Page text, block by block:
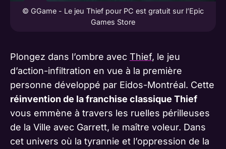
© GGame - Le jeu Thief pour PC est gratuit sur l’Epic
Games Store
Plongez dans l’ombre avec Thief, le jeu
d’action-infiltration en vue à la première
personne développé par Eidos-Montréal. Cette
réinvention de la franchise classique Thief
vous emmène à travers les ruelles périlleuses
de la Ville avec Garrett, le maître voleur. Dans
cet univers où la tyrannie et l’oppression de la